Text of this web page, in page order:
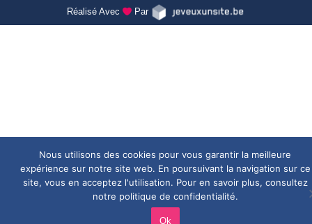
Réalisé Avec Par
Nous utilisons des cookies pour vous garantir la meilleure
expérience sur notre site web. En poursuivant la navigation sur ce
site, vous en acceptez l'utilisation. Pour en savoir plus, consultez
notre politique de confidentialité.
Ok